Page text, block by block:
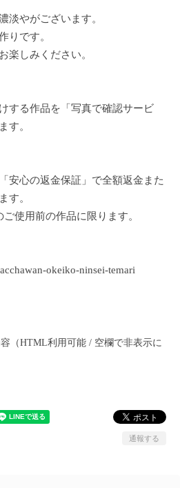
淡やがございます。
りです。
楽しみください。
する作品を「写真で確認サービ
す。
安心の返金保証」で全額返金また
す。
使用前の作品に限ります。
okeiko-ninsei-temari
（HTML利用可能 / 空欄で非表示に
通報する